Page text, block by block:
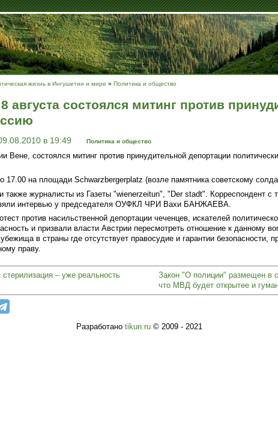
жизнь в Ингушетии и мире » Политика и общество
августа состоялся митинг против
в 19:49 Политика и общество
Вене, состоялся митинг против принудительной депортации
17.00 на площади Schwarzbergerplatz (возле памятника советскому
также журналисты из Газеты "wienerzeitun", "Der stadt". Корреспондент с
интервью у председателя ОУФКЛ ЧРИ Вахи БАНЖАЕВА.
против насильственной депортации чеченцев, искателей
и призвали власти Австрии пересмотреть отношение к данному
в страны где отсутствует правосудие и гарантии безопасности,
праву.
стерилизация – уже реальность
Закон "О полиции" размещен в
что МВД будет открытее и
Разработано tikun.ru© 2009 - 2021